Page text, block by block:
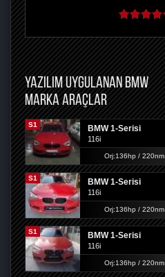
YAZILIM UYGULANAN BMW
MARKA ARAÇLAR
S1 BMW 1-Serisi
116i
Orj:136hp / 220nm
S1 BMW 1-Serisi
116i
Orj:136hp / 220nm
S1 BMW 1-Serisi
116i
Orj:136hp / 220nm